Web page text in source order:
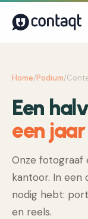
Home/Podium/
Een
een
Onze fotograaf
kantoor. In een
nodig hebt:
en reels.